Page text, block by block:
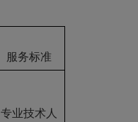
服务标准
专业技术人